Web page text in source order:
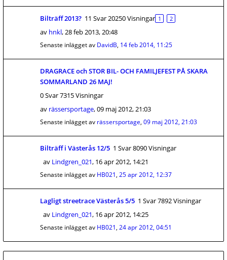
Bilträff 2013? 11 Svar 20250 Visningar 1 2
av hnkl,28 feb 2013, 20:48
Senaste inlägget av DavidB, 14 feb 2014, 11:25
DRAGRACE och STOR BIL- OCH FAMILJEFEST PÅ SKARA
SOMMARLAND 26 MAJ!
0 Svar 7315 Visningar
av rässersportage,09 maj 2012, 21:03
Senaste inlägget av rässersportage, 09 maj 2012, 21:03
Bilträff i Västerås 12/5 1 Svar 8090 Visningar
av Lindgren_021, 16 apr 2012, 14:21
Senaste inlägget av HB021, 25 apr 2012, 12:37
Lagligt streetrace Västerås 5/5 1 Svar 7892 Visningar
av Lindgren_021, 16 apr 2012, 14:25
Senaste inlägget av HB021, 24 apr 2012, 04:51